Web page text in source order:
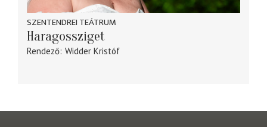
SZENTENDREI TEÁTRUM
Haragossziget
Rendező Widder Kristóf